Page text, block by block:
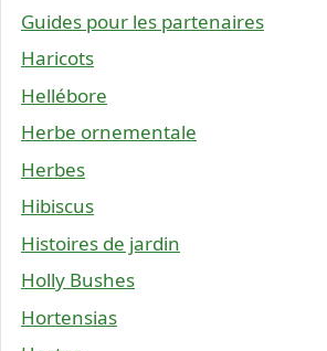
Guides pour les partenaires
Haricots
Hellébore
Herbe ornementale
Herbes
Hibiscus
Histoires de jardin
Holly Bushes
Hortensias